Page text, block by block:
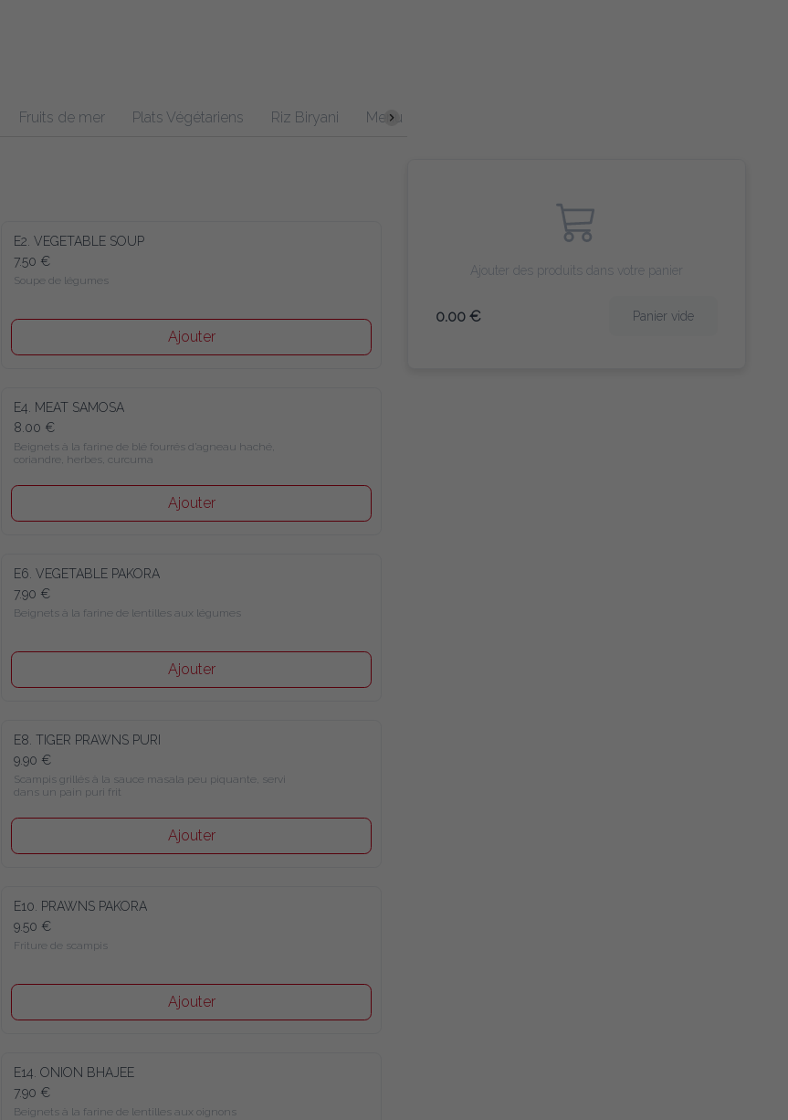
Fruits de mer Plats Végétariens Riz Biryani Menu enfant
E2. VEGETABLE SOUP
7.50 €
Soupe de légumes
Ajouter
E4. MEAT SAMOSA
8.00 €
Beignets à la farine de blé fourrés d’agneau haché, coriandre,
herbes, curcuma
Ajouter
E6. VEGETABLE PAKORA
7.90 €
Beignets à la farine de lentilles aux légumes
Ajouter
E8. TIGER PRAWNS PURI
9.90 €
Scampis grillés à la sauce masala peu piquante, servi dans un
pain puri frit
Ajouter
E10. PRAWNS PAKORA
9.50 €
Friture de scampis
Ajouter
E14. ONION BHAJEE
7.90 €
Beignets à la farine de lentilles aux oignons
Ajouter des produits dans votre panier
0.00 € Panier vide